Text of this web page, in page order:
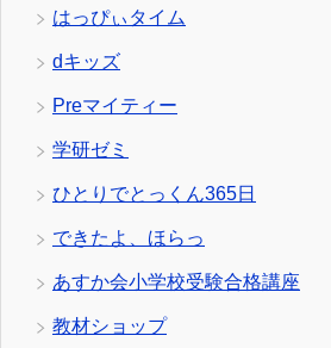
はっぴぃタイム
dキッズ
Preマイティー
学研ゼミ
ひとりでとっくん365日
できたよ、ほらっ
あすか会小学校受験合格講座
教材ショップ